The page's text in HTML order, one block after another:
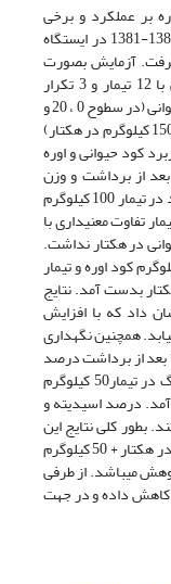
بر عملکرد و برخی
ویژگیهای میوه توتفرنگی آزمایشی در سالهای 1383-1381 در ایستگاه
آزمایش بصورت
فاکتوریل در قالب طرح بلوکهای کامل تصادفی با 12 تیمار و 3 تکرار
صورت گرفت. در این پژوهش دو فاکتور کود حیوانی (در سطوح 0 ، 20 و
40 تن در هکتار) و اوره (در سطوح 0، 50، 100 و 150 کیلوگرم در هکتار)
کود حیوانی و اوره
بعد از برداشت و وزن
مخصوص برگ داشتهاند. بالاترین میزان عملکرد در تیمار 100 کیلوگرم
تفاوت معنیداری با
اوره + 20 تن کود حیوانی در هکتار نداشت.
میزان وزن میوه در تیمار 50 کیلوگرم کود اوره و تیمار
در هکتار بدست آمد. نتایج
داد که با افزایش
همچنین نگهداری
بعد از برداشت درصد
تلفات را کاهش داد. بالاترین وزن مخصوص برگ در تیمار50 کیلوگرم
آمد. درصد اسیدیته و
بطور کلی نتایج این
پژوهش نشان داد که کاربرد 20 تن کود حیوانی در هکتار + 50 کیلوگرم
میباشد. از طرفی
کاهش داده و در جهت